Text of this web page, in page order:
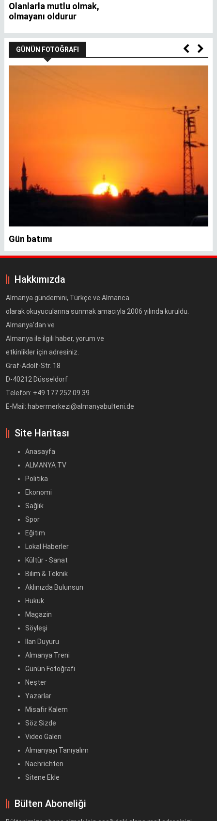
Olanlarla mutlu olmak,
olmayanı oldurur
GÜNÜN FOTOĞRAFI
Gün batımı
Hakkımızda
Almanya gündemini, Türkçe ve Almanca
olarak okuyucularına sunmak amacıyla 2006 yılında kuruldu.
Almanya'dan ve
Almanya ile ilgili haber, yorum ve
etkinlikler için adresiniz.
Graf-Adolf-Str. 18
D-40212 Düsseldorf
Telefon: +49 177 252 09 39
E-Mail: habermerkezi@almanyabulteni.de
Site Haritası
Anasayfa
ALMANYA TV
Politika
Ekonomi
Sağlık
Spor
Eğitim
Lokal Haberler
Kültür - Sanat
Bilim & Teknik
Aklınızda Bulunsun
Hukuk
Magazin
Söyleşi
İlan Duyuru
Almanya Treni
Günün Fotoğrafı
Neşter
Yazarlar
Misafir Kalem
Söz Sizde
Video Galeri
Almanyayı Tanıyalım
Nachrichten
Sitene Ekle
Bülten Aboneliği